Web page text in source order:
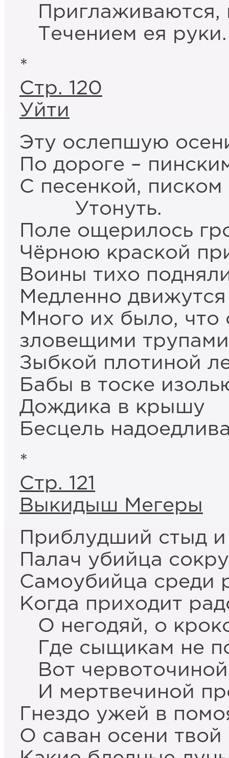
Приглаживаются,
Течением ея руки.
*
Стр. 120
Уйти
Эту ослепшую
По дороге –
С песенкой,
Утонуть.
Поле ощерилось
Чёрною краской
Воины тихо
Медленно
Много их было, что
зловещими трупами
Зыбкой плотиной
Бабы в тоске
Дождика в крышу
Бесцель
*
Стр. 121
Выкидыш Мегеры
Приблудший стыд
Палач убийца
Самоубийца среди
Когда приходит
О негодяй, о
Где сыщикам не
Вот
И мертвечиной
Гнездо ужей в
О саван осени